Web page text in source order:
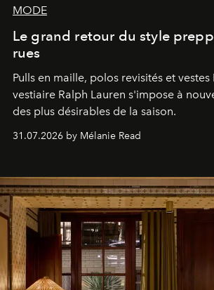
MODE
Le grand retour du style
rues
Pulls en maille, polos revisités et
vestiaire Ralph Lauren s'impose à
des plus désirables de la saison.
31.07.2026 by Mélanie Read